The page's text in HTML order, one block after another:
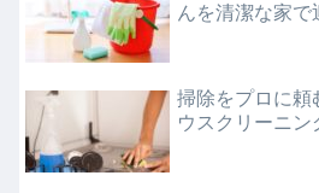
んを清潔な家で
掃除をプロに頼
ウスクリーニン